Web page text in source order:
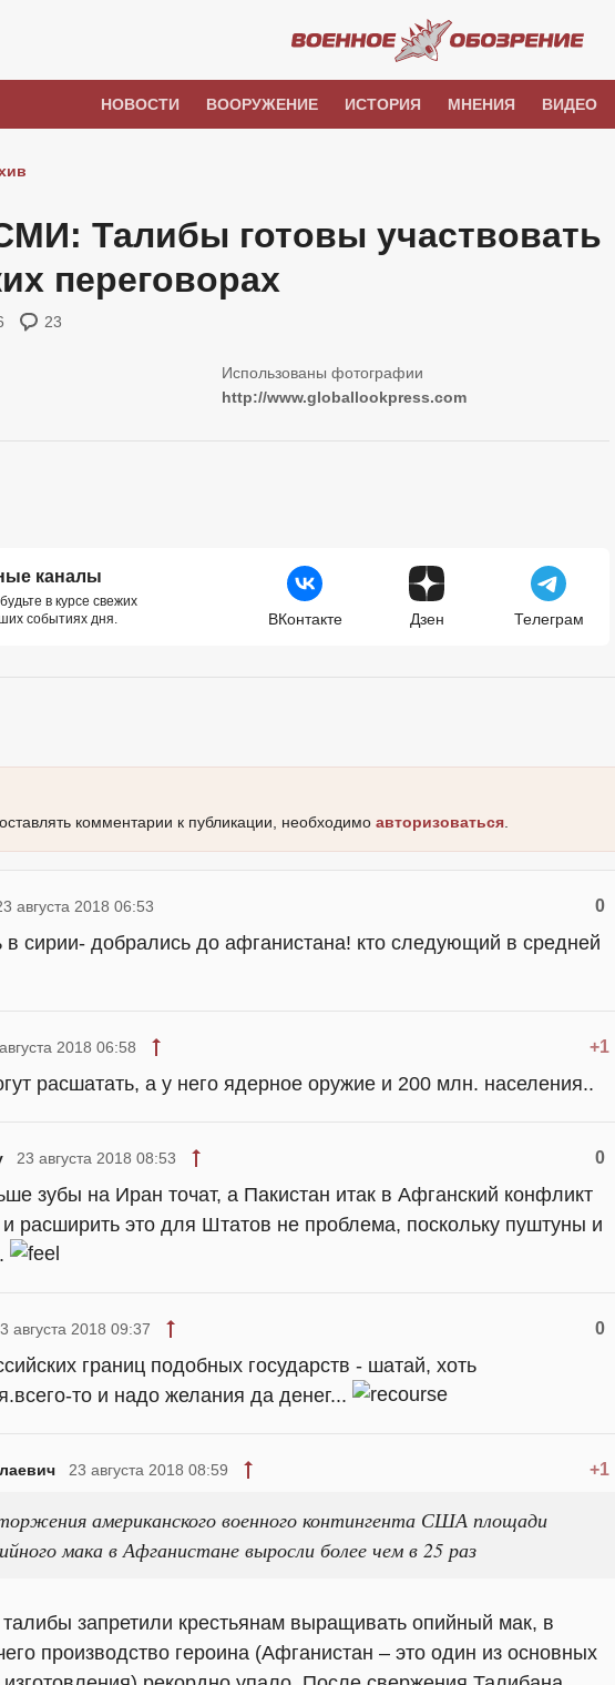
НОВОСТИ ВООРУЖЕНИЕ ИСТОРИЯ МНЕНИЯ ВИДЕО
Талибы готовы участвовать
переговорах
23
http://www.globallookpress.com
каналы
в курсе свежих
событиях дня.
ВКонтакте Дзен Телеграм
комментарии к публикации, необходимо авторизоваться
0
августа 2018 06:53
в сирии- добрались до афганистана! кто следующий в средней
+1
2018 06:58
расшатать, а у него ядерное оружие и 200 млн. населения..
0
23 августа 2018 08:53
зубы на Иран точат, а Пакистан итак в Афганский конфликт
расширить это для Штатов не проблема, поскольку пуштуны и
0
августа 2018 09:37
границ подобных государств - шатай, хоть
то и надо желания да денег...
+1
23 августа 2018 08:59
американского военного контингента США площади
мака в Афганистане выросли более чем в 25 раз
запретили крестьянам выращивать опийный мак, в
производство героина (Афганистан – это один из основных